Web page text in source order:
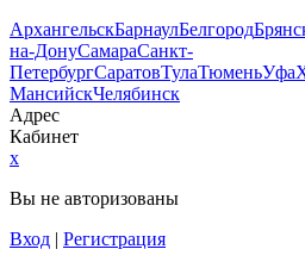
АрхангельскБарнаулБелгород
на-ДонуСамараСанкт-
ПетербургСаратовТулаТюменьУфа
МансийскЧелябинск
Адрес
Кабинет
x
Вы не авторизованы
Вход | Регистрация